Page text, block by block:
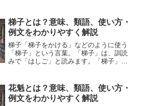
掻」の意味や使い方や類語について、小
説などの用例を紹介して、わかり...
梯子とは？意味、類語、使い方・
例文をわかりやすく解説
梯子「梯子をかける」などのように使う
「梯子」という言葉。「梯子」は、訓読
みで「はしご」と読みます。「梯子」と
類語について、小説などの用例を紹介し
ながら、わかりやすく解説...
花魁とは？意味、類語、使い方・
例文をわかりやすく解説